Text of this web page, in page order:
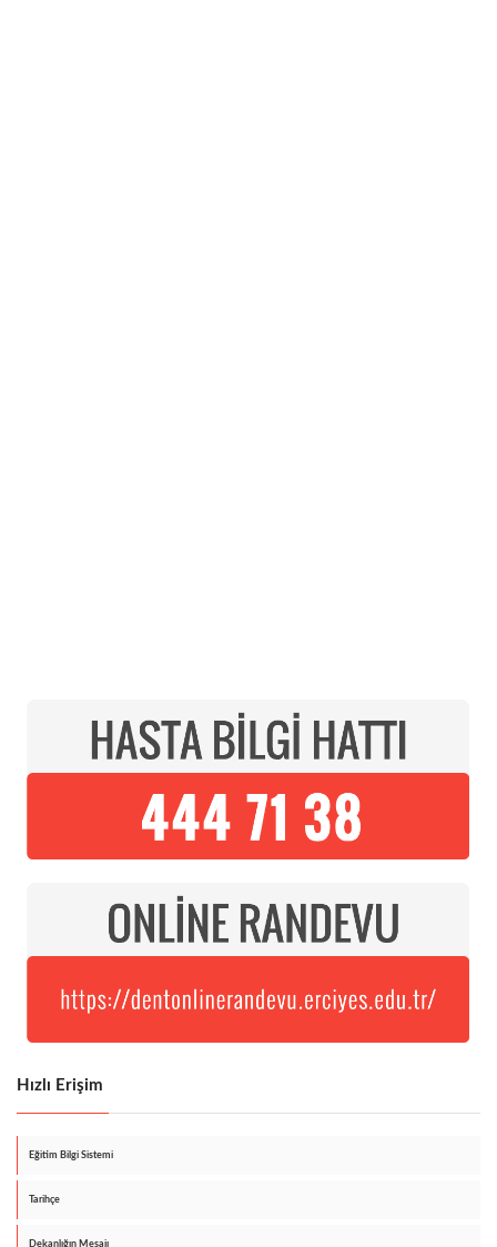
Hızlı Erişim
Eğitim Bilgi Sistemi
Tarihçe
Dekanlığın Mesajı